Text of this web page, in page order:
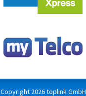
Copyright 2026toplink GmbH